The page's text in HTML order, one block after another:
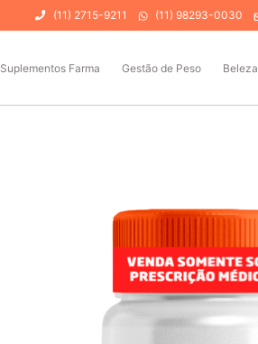
(11) 2715-9211 (11) 98293-0030
Suplementos Farma Gestão de Peso Beleza